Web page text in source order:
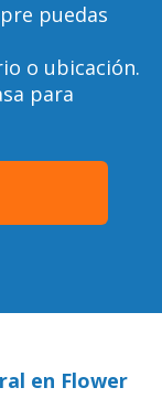
puedas
o ubicación.
para
en Flower